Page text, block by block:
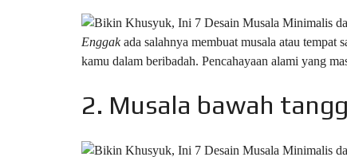
Enggakada salahnya membuat musala atau tempat
kamu dalam beribadah. Pencahayaan alami yang
2. Musala bawah